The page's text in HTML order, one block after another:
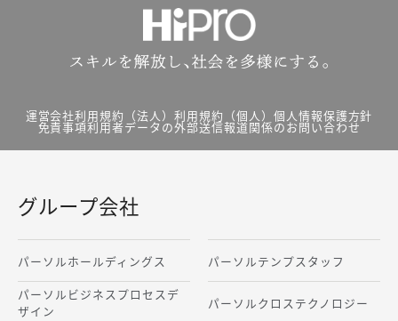
運営会社利用規約（法人）利用規約（個人） 個人情報保護方針
免責事項利用者データの外部送信報道関係のお問い合わせ
グループ会社
パーソルホールディングス
パーソルテンプスタッフ
パーソルビジネスプロセスデ
ザイン
パーソルクロステクノロジー